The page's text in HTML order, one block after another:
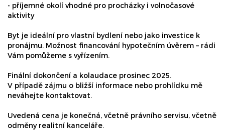
- příjemné okolí vhodné pro procházky i volnočasové
aktivity
Byt je ideální pro vlastní bydlení nebo jako investice k
pronájmu. Možnost financování hypotečním úvěrem – rádi
Vám pomůžeme s vyřízením.
Finální dokončení a kolaudace prosinec 2025.
V případě zájmu o bližší informace nebo prohlídku mě
neváhejte kontaktovat.
Uvedená cena je konečná, včetně právního servisu, včetně
odměny realitní kanceláře.